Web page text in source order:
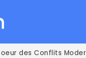
des Conflits